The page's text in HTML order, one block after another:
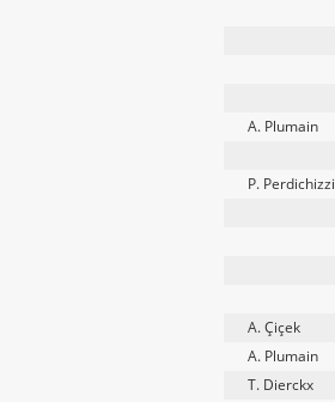
A. Plumain
P. Perdichizzi
A. Çiçek
A. Plumain
T. Dierckx